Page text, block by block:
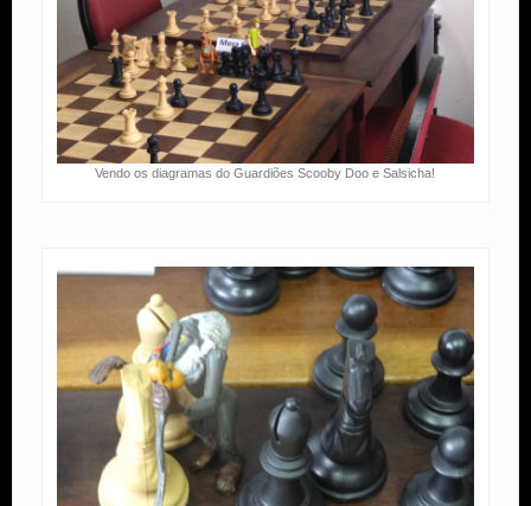
Vendo os diagramas do Guardiões Scooby Doo e Salsicha!